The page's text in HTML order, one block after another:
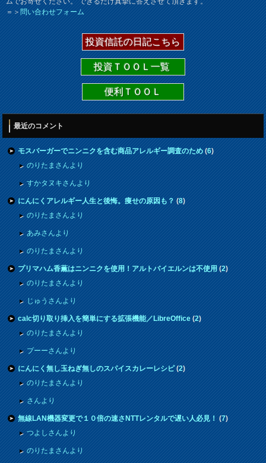
＝＞問い合わせフォーム
投資信託の日記こちら
投資ＴＯＯＬ一覧
便利ＴＯＯＬ
最近のコメント
モスバーガーでニンニクを含む商品アレルギー調査のため(6)
のりたまさんより
すかタヌキさんより
にんにくアレルギー人生と後悔。痩せの原因も？(8)
のりたまさんより
あみさんより
のりたまさんより
プリマハム香薫はニンニクを使用！アルトバイエルンは不使用(2)
のりたまさんより
じゅうさんより
calc切り取り挿入を簡単にする拡張機能／LibreOffice(2)
のりたまさんより
プーーさんより
にんにく無し玉ねぎ無しのスパイスカレーレシピ(2)
のりたまさんより
さんより
無線LAN機器変更で１０倍の速さNTTレンタルで遅い人必見！(7)
つよしさんより
のりたまさんより